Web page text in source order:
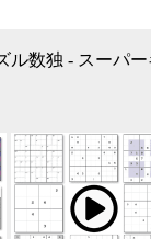
ル数独 - スーパ